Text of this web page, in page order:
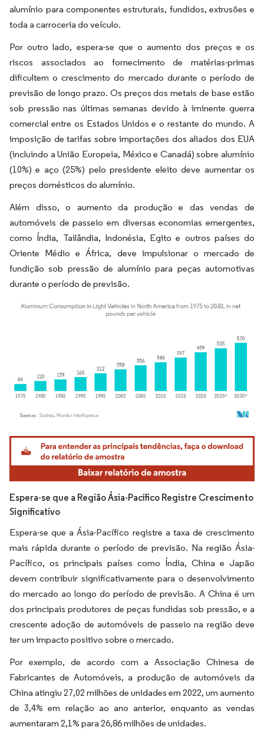
alumínio para componentes estruturais, fundidos, extrusões e
toda a carroceria do veículo.
Por outro lado, espera-se que o aumento dos preços e os
riscos associados ao fornecimento de matérias-primas
dificultem o crescimento do mercado durante o período de
previsão de longo prazo. Os preços dos metais de base estão
sob pressão nas últimas semanas devido à iminente guerra
comercial entre os Estados Unidos e o restante do mundo. A
imposição de tarifas sobre importações dos aliados dos EUA
(incluindo a União Europeia, México e Canadá) sobre alumínio
(10%) e aço (25%) pelo presidente eleito deve aumentar os
preços domésticos do alumínio.
Além disso, o aumento da produção e das vendas de
automóveis de passeio em diversas economias emergentes,
como Índia, Tailândia, Indonésia, Egito e outros países do
Oriente Médio e África, deve impulsionar o mercado de
fundição sob pressão de alumínio para peças automotivas
durante o período de previsão.
Imagem © Mordor Intelligence. O reuso requer atribuição conforme CC BY 4.0.
Espera-se que a Região Ásia-Pacífico Registre Crescimento
Significativo
Espera-se que a Ásia-Pacífico registre a taxa de crescimento
mais rápida durante o período de previsão. Na região Ásia-
Pacífico, os principais países como Índia, China e Japão
devem contribuir significativamente para o desenvolvimento
do mercado ao longo do período de previsão. A China é um
dos principais produtores de peças fundidas sob pressão, e a
crescente adoção de automóveis de passeio na região deve
ter um impacto positivo sobre o mercado.
Por exemplo, de acordo com a Associação Chinesa de
Fabricantes de Automóveis, a produção de automóveis da
China atingiu 27,02 milhões de unidades em 2022, um aumento
de 3,4% em relação ao ano anterior, enquanto as vendas
aumentaram 2,1% para 26,86 milhões de unidades.